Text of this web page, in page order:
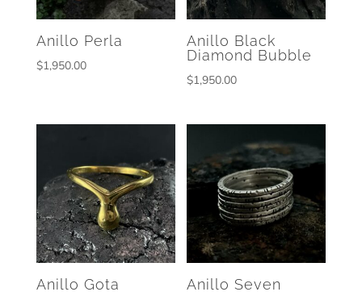
Anillo Perla
$1,950.00
Anillo Black
Diamond Bubble
$1,950.00
Anillo Gota Anillo Seven